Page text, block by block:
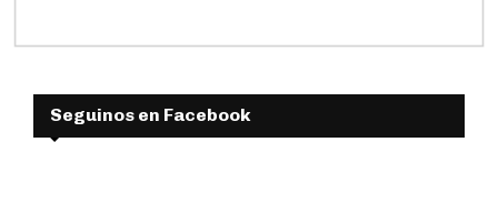
Seguinos en Facebook